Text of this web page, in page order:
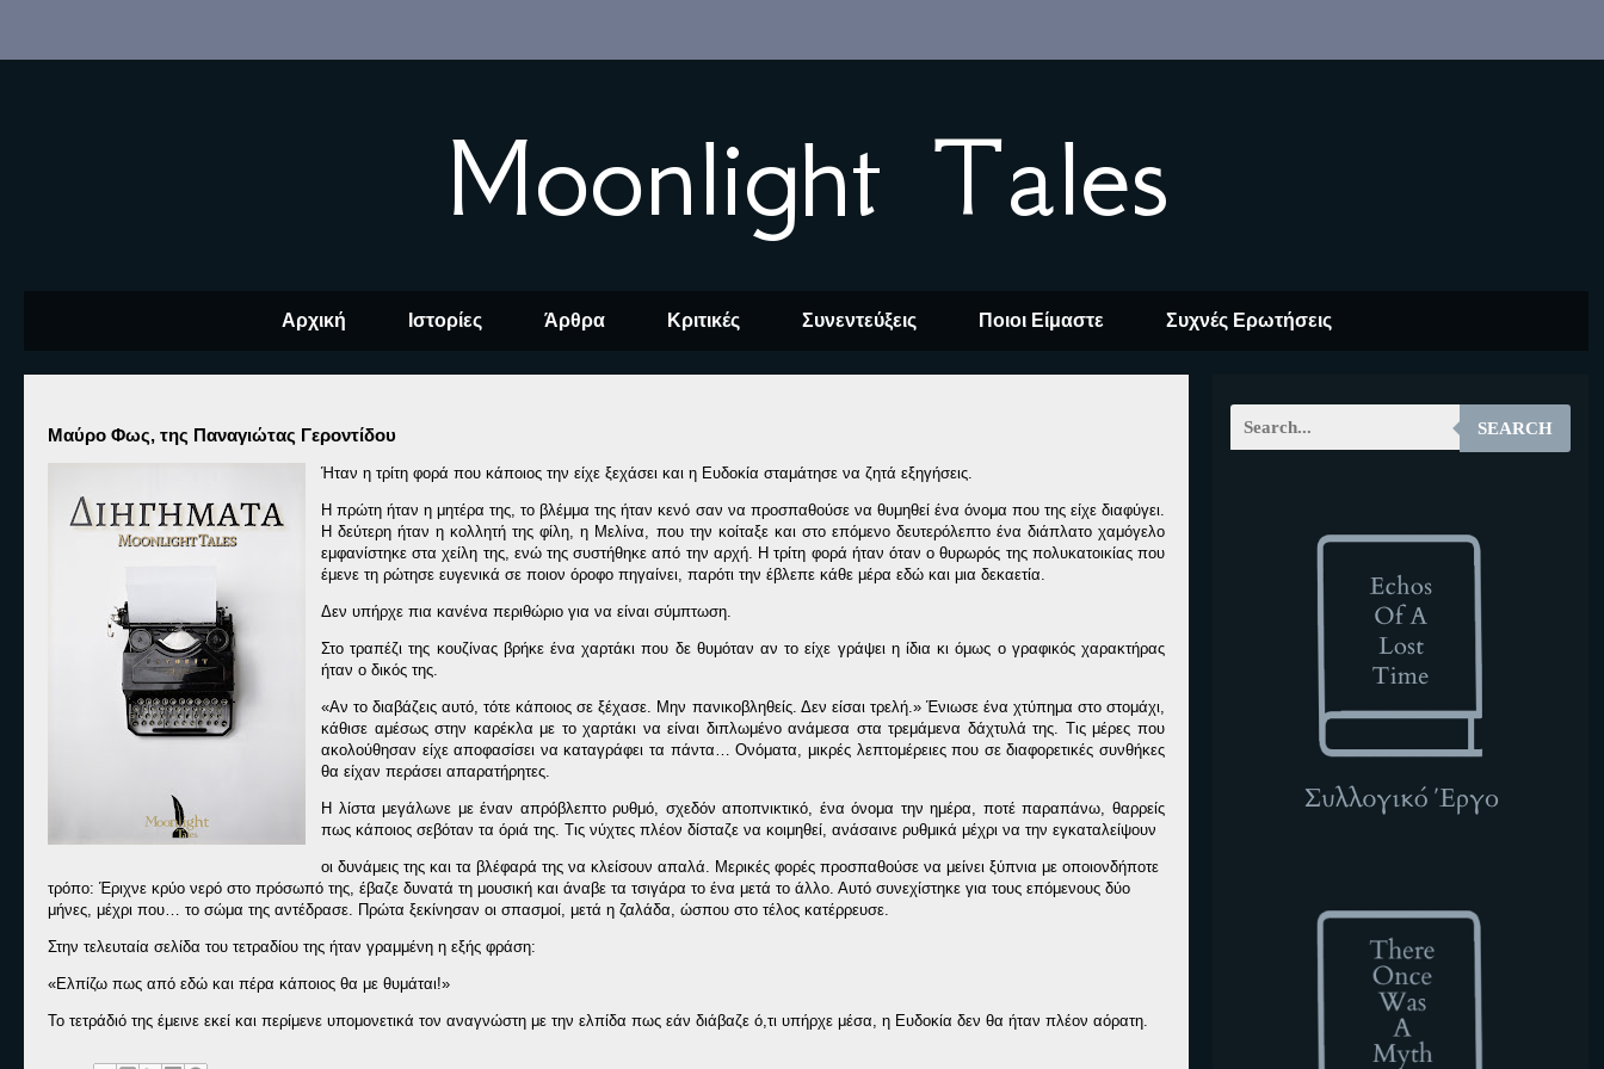
Moonlight Tales
Αρχική Ιστορίες Άρθρα Κριτικές Συνεντεύξεις Ποιοι Είμαστε Συχνές Ερωτήσεις
Μαύρο Φως, της Παναγιώτας Γεροντίδου
Ήταν η τρίτη φορά που κάποιος την είχε ξεχάσει και η Ευδοκία σταμάτησε να ζητά εξηγήσεις.
Η πρώτη ήταν η μητέρα της, το βλέμμα της ήταν κενό σαν να προσπαθούσε να θυμηθεί ένα όνομα που της είχε διαφύγει.
Η δεύτερη ήταν η κολλητή της φίλη, η Μελίνα, που την κοίταξε και στο επόμενο δευτερόλεπτο ένα διάπλατο χαμόγελο
εμφανίστηκε στα χείλη της, ενώ της συστήθηκε από την αρχή. Η τρίτη φορά ήταν όταν ο θυρωρός της πολυκατοικίας που
έμενε τη ρώτησε ευγενικά σε ποιον όροφο πηγαίνει, παρότι την έβλεπε κάθε μέρα εδώ και μια δεκαετία.
Δεν υπήρχε πια κανένα περιθώριο για να είναι σύμπτωση.
Στο τραπέζι της κουζίνας βρήκε ένα χαρτάκι που δε θυμόταν αν το είχε γράψει η ίδια κι όμως ο γραφικός χαρακτήρας
ήταν ο δικός της.
«Αν το διαβάζεις αυτό, τότε κάποιος σε ξέχασε. Μην πανικοβληθείς. Δεν είσαι τρελή.» Ένιωσε ένα χτύπημα στο στομάχι,
κάθισε αμέσως στην καρέκλα με το χαρτάκι να είναι διπλωμένο ανάμεσα στα τρεμάμενα δάχτυλά της. Τις μέρες που
ακολούθησαν είχε αποφασίσει να καταγράφει τα πάντα… Ονόματα, μικρές λεπτομέρειες που σε διαφορετικές συνθήκες
θα είχαν περάσει απαρατήρητες.
Η λίστα μεγάλωνε με έναν απρόβλεπτο ρυθμό, σχεδόν αποπνικτικό, ένα όνομα την ημέρα, ποτέ παραπάνω, θαρρείς
πως κάποιος σεβόταν τα όριά της. Τις νύχτες πλέον δίσταζε να κοιμηθεί, ανάσαινε ρυθμικά μέχρι να την εγκαταλείψουν
οι δυνάμεις της και τα βλέφαρά της να κλείσουν απαλά. Μερικές φορές προσπαθούσε να μείνει ξύπνια με οποιονδήποτε
τρόπο: Έριχνε κρύο νερό στο πρόσωπό της, έβαζε δυνατά τη μουσική και άναβε τα τσιγάρα το ένα μετά το άλλο. Αυτό συνεχίστηκε για τους επόμενους δύο
μήνες, μέχρι που… το σώμα της αντέδρασε. Πρώτα ξεκίνησαν οι σπασμοί, μετά η ζαλάδα, ώσπου στο τέλος κατέρρευσε.
Στην τελευταία σελίδα του τετραδίου της ήταν γραμμένη η εξής φράση:
«Ελπίζω πως από εδώ και πέρα κάποιος θα με θυμάται!»
Το τετράδιό της έμεινε εκεί και περίμενε υπομονετικά τον αναγνώστη με την ελπίδα πως εάν διάβαζε ό,τι υπήρχε μέσα, η Ευδοκία δεν θα ήταν πλέον αόρατη.
SEARCH